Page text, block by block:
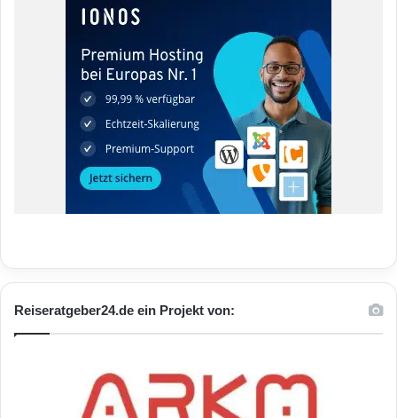
Reiseratgeber24.de ein Projekt von: